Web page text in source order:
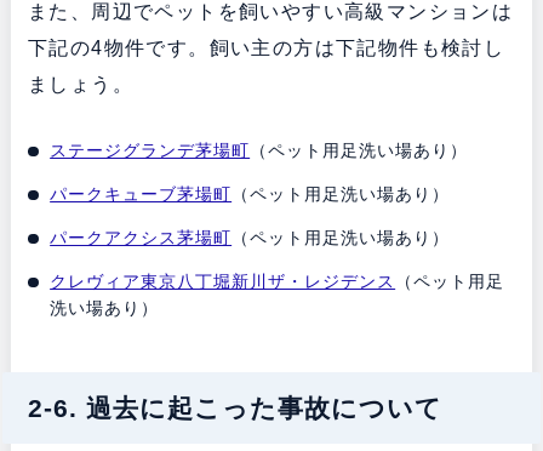
また、周辺でペットを飼いやすい高級マンションは
下記の4物件です。飼い主の方は下記物件も検討し
ましょう。
ステージグランデ茅場町 （ペット用足洗い場あり）
パークキューブ茅場町 （ペット用足洗い場あり）
パークアクシス茅場町 （ペット用足洗い場あり）
クレヴィア東京八丁堀新川ザ・レジデンス
（ペット用足
洗い場あり）
2-6. 過去に起こった事故について